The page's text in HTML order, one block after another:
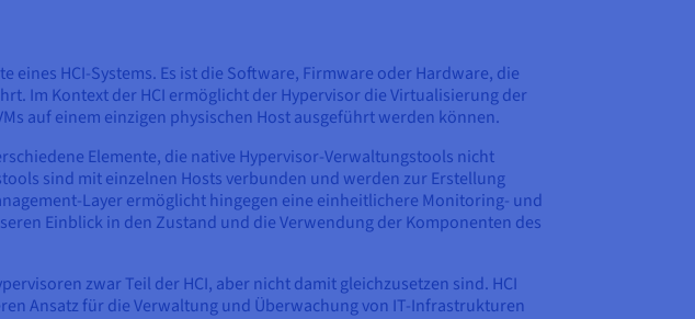
eines HCI-Systems. Es ist die Software, Firmware oder Hardware, die
Im Kontext der HCI ermöglicht der Hypervisor die Virtualisierung der
auf einem einzigen physischen Host ausgeführt werden können.
Elemente, die native Hypervisor-Verwaltungstools nicht
sind mit einzelnen Hosts verbunden und werden zur Erstellung
Layer ermöglicht hingegen eine einheitlichere Monitoring- und
Einblick in den Zustand und die Verwendung der Komponenten des
zwar Teil der HCI, aber nicht damit gleichzusetzen sind. HCI
Ansatz für die Verwaltung und Überwachung von IT-Infrastrukturen